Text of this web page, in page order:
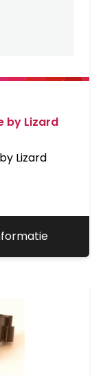
by Lizard
Lizard